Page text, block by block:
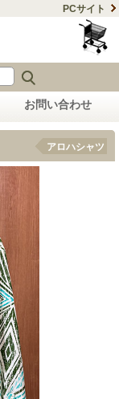
PCサイト
お問い合わせ
アロハシャツ